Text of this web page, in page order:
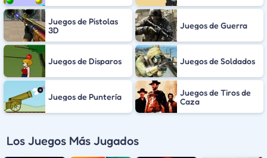
Juegos de Pistolas
3D
Juegos de Guerra
Juegos de Disparos Juegos de Soldados
Juegos de Puntería
Juegos de Tiros de
Caza
Los Juegos Más Jugados